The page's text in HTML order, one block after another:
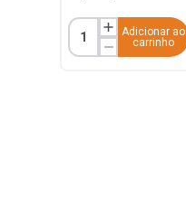
Adicionar ao
carrinho